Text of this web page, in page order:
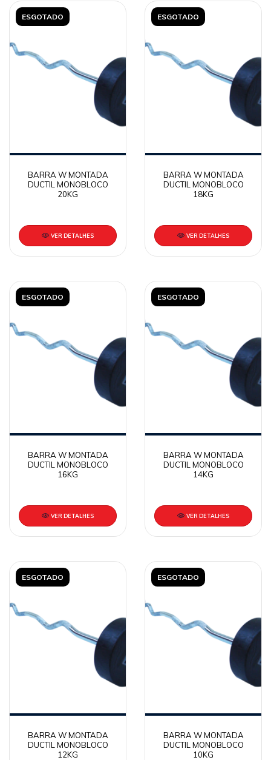
ESGOTADO
BARRA W MONTADA
DUCTIL MONOBLOCO
20KG
VER DETALHES
ESGOTADO
BARRA W MONTADA
DUCTIL MONOBLOCO
18KG
VER DETALHES
ESGOTADO
BARRA W MONTADA
DUCTIL MONOBLOCO
16KG
VER DETALHES
ESGOTADO
BARRA W MONTADA
DUCTIL MONOBLOCO
14KG
VER DETALHES
ESGOTADO
BARRA W MONTADA
DUCTIL MONOBLOCO
12KG
ESGOTADO
BARRA W MONTADA
DUCTIL MONOBLOCO
10KG